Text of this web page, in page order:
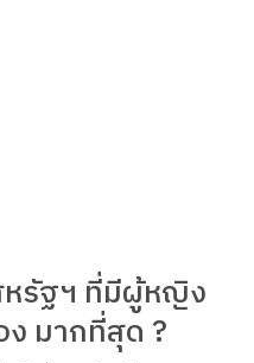
หรัฐฯ ที่มีผู้หญิง
ง มากที่สุด ?